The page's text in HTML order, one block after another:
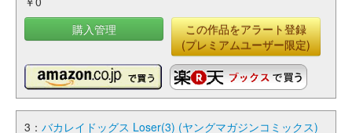
購入管理
この作品をアラート登録
(プレミアムユーザー限定)
3： バカレイドッグス Loser(3) (ヤングマガジンコミックス)